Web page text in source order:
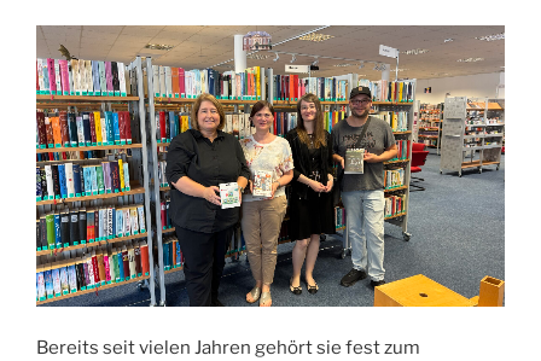
Bereits seit vielen Jahren gehört sie fest zum